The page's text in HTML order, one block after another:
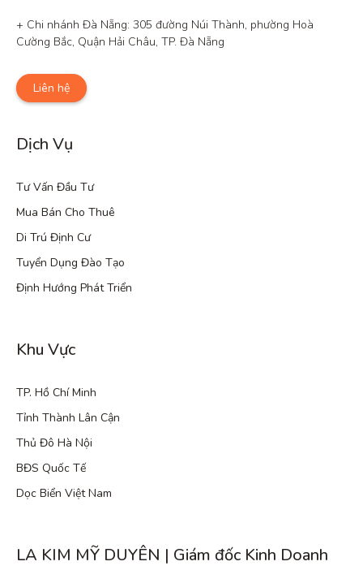
+ Chi nhánh Đà Nẵng: 305 đường Núi Thành, phường Hoà
Cường Bắc, Quận Hải Châu, TP. Đà Nẵng
Liên hệ
Dịch Vụ
Tư Vấn Đầu Tư
Mua Bán Cho Thuê
Di Trú Định Cư
Tuyển Dụng Đào Tạo
Định Hướng Phát Triển
Khu Vực
TP. Hồ Chí Minh
Tỉnh Thành Lân Cận
Thủ Đô Hà Nội
BĐS Quốc Tế
Dọc Biển Việt Nam
LA KIM MỸ DUYÊN | Giám đốc Kinh Doanh